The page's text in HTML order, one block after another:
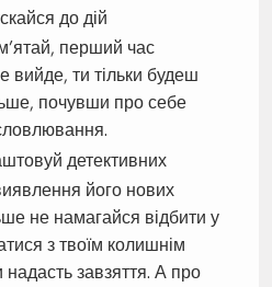
до дій
перший час
вийде, ти тільки будеш
почувши про себе
детективних
його нових
не намагайся відбити у
з твоїм колишнім
надасть завзяття. А про